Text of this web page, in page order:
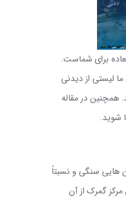
برای شماست.
لیستی از دیدنی
همچنین در مقاله
شوید.
هایی سنگی و نسبتاً
بود و پیش تر به عنوان مرکز گمرک از آن